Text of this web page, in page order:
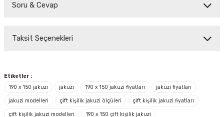
Soru & Cevap
Taksit Seçenekleri
Etiketler :
190 x 150 jakuzi
jakuzi 190 x 150 jakuzi fiyatları jakuzi fiyatları
jakuzi modelleri çift kişilik jakuzi ölçüleri çift kişilik jakuzi fiyatları
çift kişilik jakuzi modelleri 190 x 150 çift kişilik jakuzi